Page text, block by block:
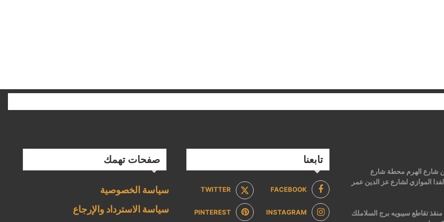
من شارع الهرم محطة شارع
الموازي لشارع عز الدين عمر
ش ابن منقذ تقاطع سيبويه برج السلاملك
تابعنا
FACEBOOK
TWITTER
INSTAGRAM
PINTEREST
صفحات تهمك
سياسة الخصوصية
سياسة الاسترداد والإرجاع